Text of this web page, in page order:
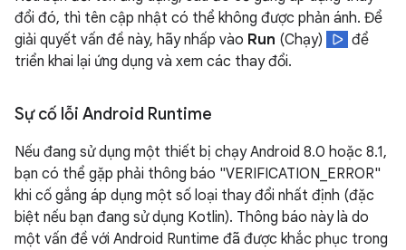
đổi đó, thì tên cập nhật có thể không được phản ánh. Để
giải quyết vấn đề này, hãy nhấp vào Run (Chạy)
để
triển khai lại ứng dụng và xem các thay đổi.
Sự cố lỗi Android Runtime
Nếu đang sử dụng một thiết bị chạy Android 8.0 hoặc 8.1,
bạn có thể gặp phải thông báo "VERIFICATION_ERROR"
khi cố gắng áp dụng một số loại thay đổi nhất định (đặc
biệt nếu bạn đang sử dụng Kotlin). Thông báo này là do
một vấn đề với Android Runtime đã được khắc phục trong